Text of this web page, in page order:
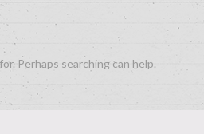
Perhaps searching can help.